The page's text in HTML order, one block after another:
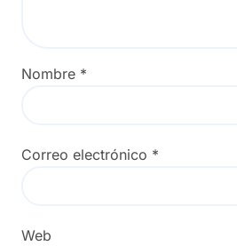
Nombre *
Correo electrónico *
Web